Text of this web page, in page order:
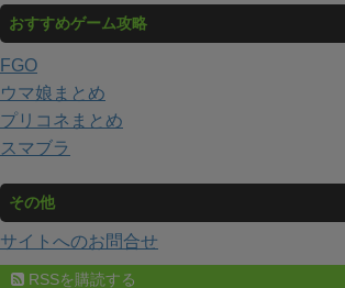
おすすめゲーム攻略
FGO
ウマ娘まとめ
プリコネまとめ
スマブラ
その他
サイトへのお問合せ
RSSを購読する